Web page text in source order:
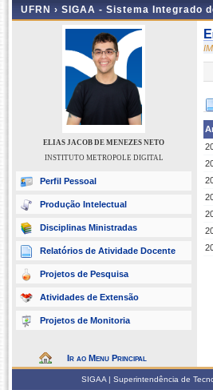
UFRN › SIGAA - Sistema Integrado
ELIAS JACOB DE MENEZES NETO
INSTITUTO METROPOLE DIGITAL
Perfil Pessoal
Produção Intelectual
Disciplinas Ministradas
Relatórios de Atividade Docente
Projetos de Pesquisa
Atividades de Extensão
Projetos de Monitoria
Ir ao Menu Principal
SIGAA | Superintendência de